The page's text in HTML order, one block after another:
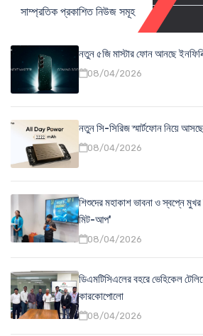
সাম্প্রতিক প্রকাশিত নিউজ সমূহ
নতুন ৫জি মাস্টার ফোন আনছে
08/04/2026
নতুন সি-সিরিজ স্মার্টফোন নিয়ে
08/04/2026
শিশুদের মহাকাশ ভাবনা ও স্বপ্নে
মিট-আপ'
08/04/2026
ডিএমটিসিএলের বহরে ভেহিকেল
কারকোপোলো
08/04/2026